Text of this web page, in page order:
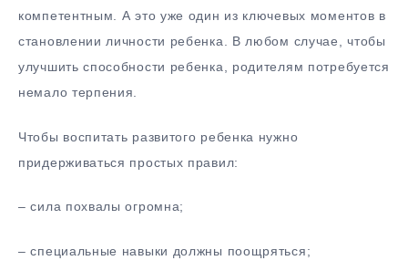
компетентным. А это уже один из ключевых моментов в
становлении личности ребенка. В любом случае, чтобы
улучшить способности ребенка, родителям потребуется
немало терпения.
Чтобы воспитать развитого ребенка нужно
придерживаться простых правил:
– сила похвалы огромна;
– специальные навыки должны поощряться;